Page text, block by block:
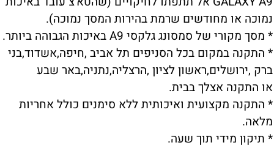
נמוכה או מחודשים שרמת בהירות המסך נמוכה).
* מסך מקורי של סמסונג גלקסי A9 באיכות הגבוהה ביותר.
* התקנה במקום בכל הסניפים תל אביב ,חיפה,אשדוד,בני
ברק ,ירושלים,ראשון לציון ,הרצליה,נתניה,באר שבע
או התקנה אצלך בבית.
* התקנה מקצועית ואיכותית ללא סימנים כולל אחריות
מלאה.
* תיקון מידי תוך שעה.